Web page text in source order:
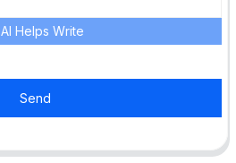
AI Helps Write
Send